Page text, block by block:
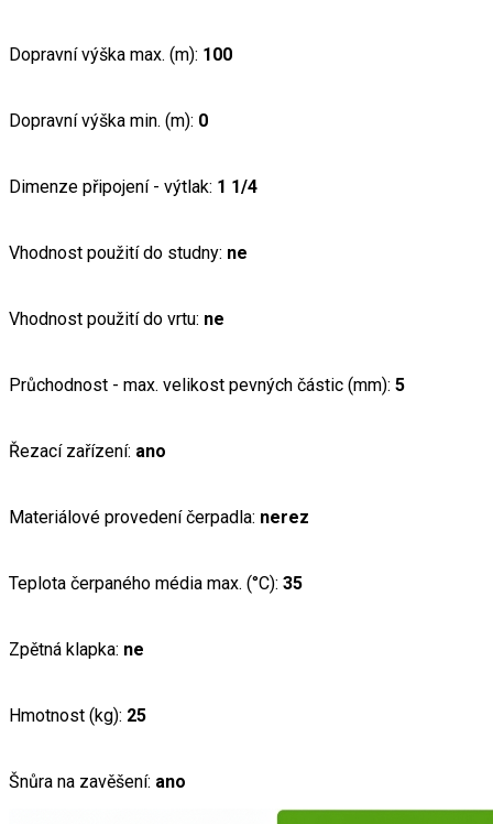
Dopravní výška max. (m): 100
Dopravní výška min. (m): 0
Dimenze připojení - výtlak: 1 1/4
Vhodnost použití do studny: ne
Vhodnost použití do vrtu: ne
Průchodnost - max. velikost pevných částic (mm): 5
Řezací zařízení: ano
Materiálové provedení čerpadla: nerez
Teplota čerpaného média max. (°C): 35
Zpětná klapka: ne
Hmotnost (kg): 25
Šnůra na zavěšení: ano